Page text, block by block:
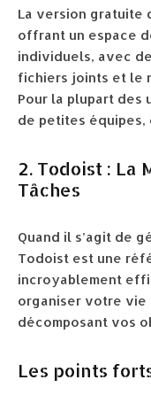
La version gratuite
offrant un espace
individuels, avec
fichiers joints et le
Pour la plupart des
de petites équipes,
2. Todoist : La
Tâches
Quand il s’agit de
Todoist est une
incroyablement
organiser votre
décomposant vos
Les points